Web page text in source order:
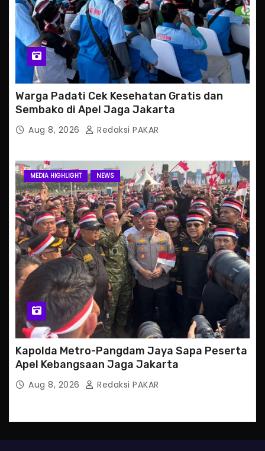
Warga Padati Cek Kesehatan Gratis dan
Sembako di Apel Jaga Jakarta
Aug 8, 2026 Redaksi PAKAR
MEDIA HIGHLIGHT NEWS
Kapolda Metro-Pangdam Jaya Sapa Peserta
Apel Kebangsaan Jaga Jakarta
Aug 8, 2026 Redaksi PAKAR